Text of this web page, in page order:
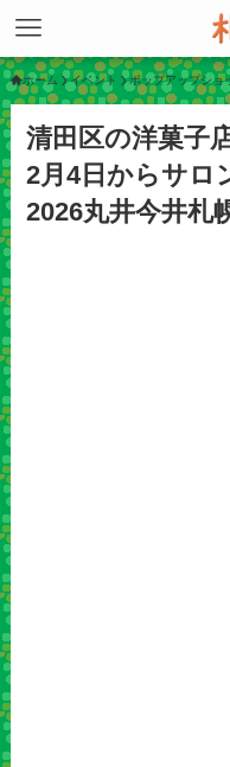
ホーム イベント ポップアップショ
清田区の洋菓子
2月4日からサロ
2026丸井今井札